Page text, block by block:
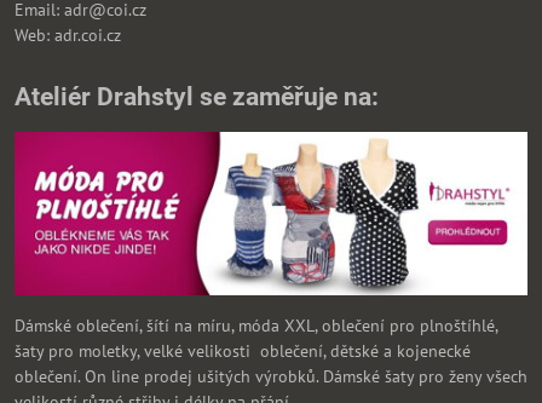
Email: adr@coi.cz
Web: adr.coi.cz
Ateliér Drahstyl se zaměřuje na:
Dámské oblečení, šítí na míru, móda XXL, oblečení pro plnoštíhlé,
šaty pro moletky, velké velikosti oblečení, dětské a kojenecké
oblečení. On line prodej ušitých výrobků. Dámské šaty pro ženy všech